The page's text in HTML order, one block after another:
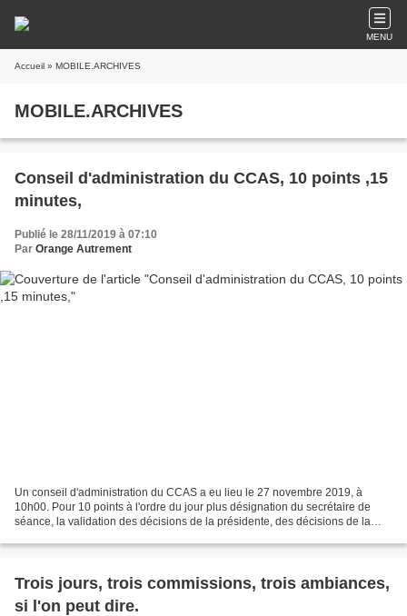
MENU
Accueil » MOBILE.ARCHIVES
MOBILE.ARCHIVES
Conseil d'administration du CCAS, 10 points ,15
minutes,
Publié le 28/11/2019 à 07:10
Par Orange Autrement
Un conseil d'administration du CCAS a eu lieu le 27 novembre 2019, à
10h00. Pour 10 points à l'ordre du jour plus désignation du secrétaire de
séance, la validation des décisions de la présidente, des décisions de la
Trois jours, trois commissions, trois ambiances,
si l'on peut dire.